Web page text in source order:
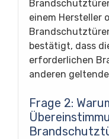
einem Hersteller
bestätigt, dass
erforderlichen
anderen
Frage 2: